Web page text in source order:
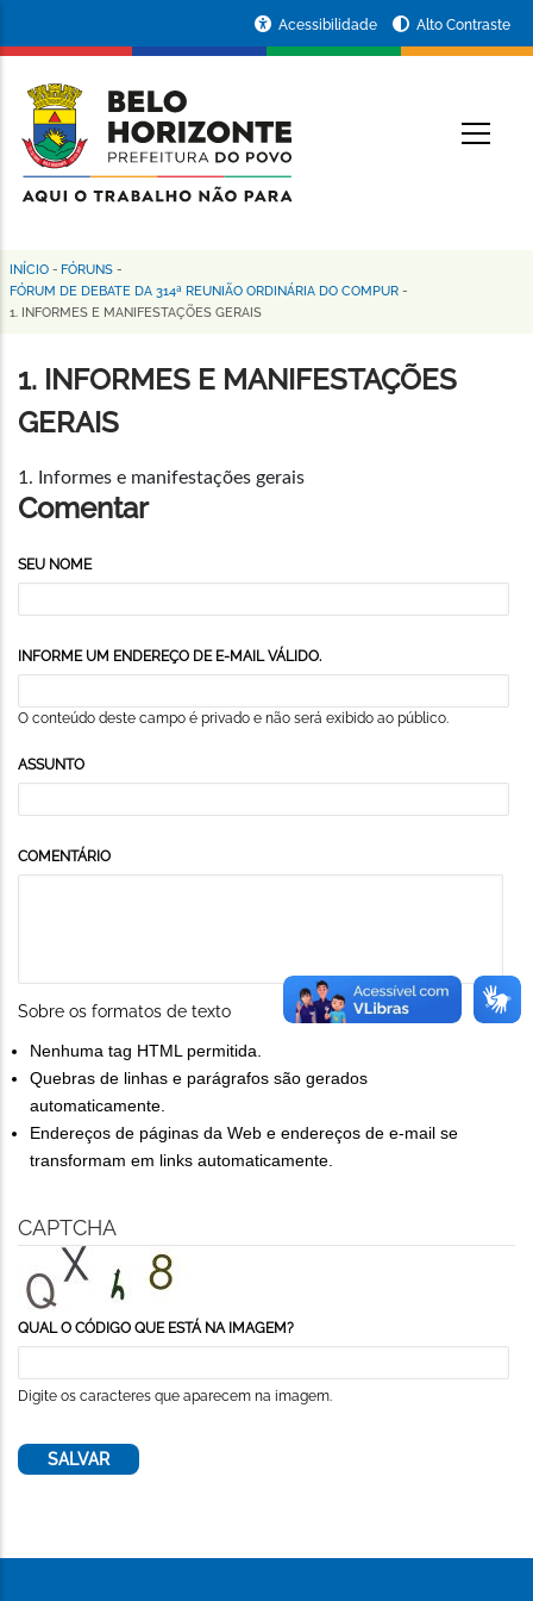
conteúdo
principal
da
Prefeitura
de
Horizonte
Acessibilidade Alto Contraste
Trilha
de
navegação
INÍCIO - FÓRUNS -
FÓRUM DE DEBATE DA 314ª REUNIÃO ORDINÁRIA DO COMPUR -
1. INFORMES E MANIFESTAÇÕES GERAIS
1. INFORMES E MANIFESTAÇÕES
GERAIS
1. Informes e manifestações gerais
Comentar
SEU NOME
INFORME UM ENDEREÇO DE E-MAIL VÁLIDO.
O conteúdo deste campo é privado e não será exibido ao público.
ASSUNTO
COMENTÁRIO
Sobre os formatos de texto
Nenhuma tag HTML permitida.
Quebras de linhas e parágrafos são gerados
automaticamente.
Endereços de páginas da Web e endereços de e-mail se
transformam em links automaticamente.
CAPTCHA
QUAL O CÓDIGO QUE ESTÁ NA IMAGEM?
Digite os caracteres que aparecem na imagem.